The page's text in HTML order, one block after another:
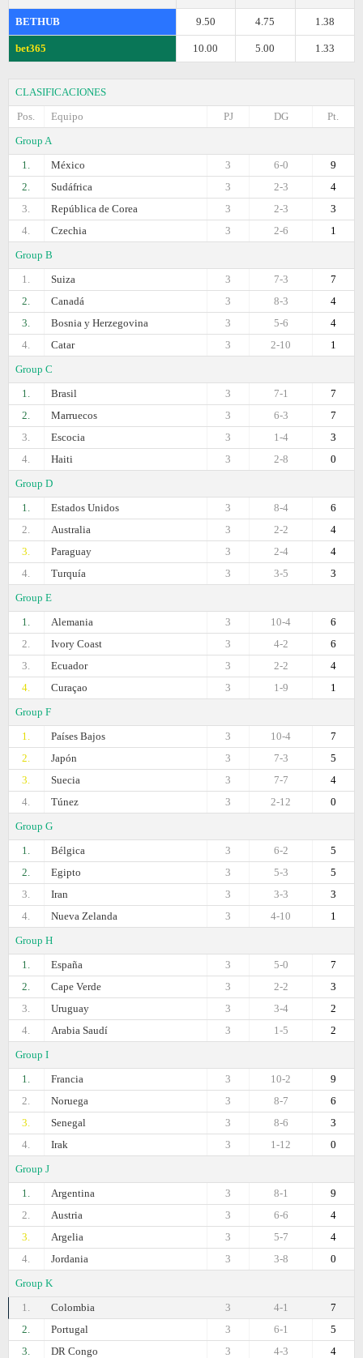
BETHUB 1.38
4.75
9.50
bet365 1.33
5.00
10.00
CLASIFICACIONES
Pos.
Equipo Pt.
DG
PJ
Group A
1.
México 9
6-0
3
2.
Sudáfrica 4
2-3
3
3.
República de Corea 3
2-3
3
4.
Czechia 1
2-6
3
Group B
1.
Suiza 7
7-3
3
2.
Canadá 4
8-3
3
3.
Bosnia y Herzegovina 4
5-6
3
4.
Catar 1
2-10
3
Group C
1.
Brasil 7
7-1
3
2.
Marruecos 7
6-3
3
3.
Escocia 3
1-4
3
4.
Haiti 0
2-8
3
Group D
1.
Estados Unidos 6
8-4
3
2.
Australia 4
2-2
3
3.
Paraguay 4
2-4
3
4.
Turquía 3
3-5
3
Group E
1.
Alemania 6
10-4
3
2.
Ivory Coast 6
4-2
3
3.
Ecuador 4
2-2
3
4.
Curaçao 1
1-9
3
Group F
1.
Países Bajos 7
10-4
3
2.
Japón 5
7-3
3
3.
Suecia 4
7-7
3
4.
Túnez 0
2-12
3
Group G
1.
Bélgica 5
6-2
3
2.
Egipto 5
5-3
3
3.
Iran 3
3-3
3
4.
Nueva Zelanda 1
4-10
3
Group H
1.
España 7
5-0
3
2.
Cape Verde 3
2-2
3
3.
Uruguay 2
3-4
3
4.
Arabia Saudí 2
1-5
3
Group I
1.
Francia 9
10-2
3
2.
Noruega 6
8-7
3
3.
Senegal 3
8-6
3
4.
Irak 0
1-12
3
Group J
1.
Argentina 9
8-1
3
2.
Austria 4
6-6
3
3.
Argelia 4
5-7
3
4.
Jordania 0
3-8
3
Group K
1.
Colombia 7
4-1
3
2.
Portugal 5
6-1
3
3.
DR Congo 4
4-3
3